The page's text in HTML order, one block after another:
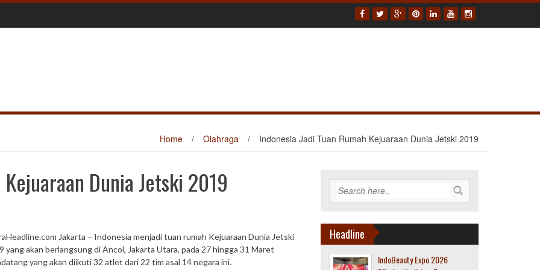
Home / Olahraga / Indonesia Jadi Tuan Rumah Kejuaraan Dunia Jetski 2019
Dunia Jetski 2019
Jakarta – Indonesia menjadi tuan rumah Kejuaraan Dunia Jetski
yang akan berlangsung di Ancol, Jakarta Utara, pada 27 hingga 31 Maret
yang akan diikuti 32 atlet dari 22 tim asal 14 negara ini.
Headline
IndoBeauty Expo 2026